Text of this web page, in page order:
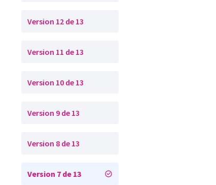
Version 12 de 13
Version 11 de 13
Version 10 de 13
Version 9 de 13
Version 8 de 13
Version 7 de 13